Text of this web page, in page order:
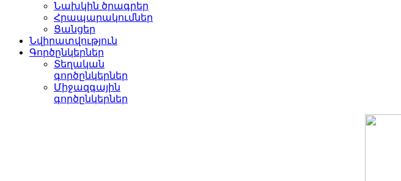
Նախկին ծրագրեր
Հրապարակումներ
Ցանցեր
Նվիրատվություն
Գործընկերներ
Տեղական
գործընկերներ
Միջազգային
գործընկերներ